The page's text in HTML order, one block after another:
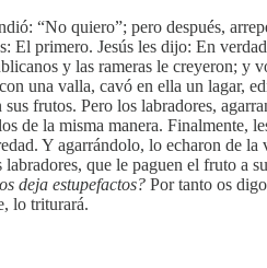
“No quiero”; pero después,
primero. Jesús les dijo: En
y las rameras le creyeron; y
una valla, cavó en ella un lagar,
frutos. Pero los labradores,
de la misma manera. Finalmente,
Y agarrándolo, lo echaron de
que le paguen el fruto a
deja estupefactos? Por tanto os
lo triturará.